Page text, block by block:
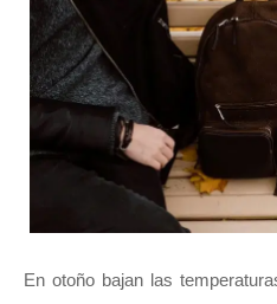
En otoño bajan las